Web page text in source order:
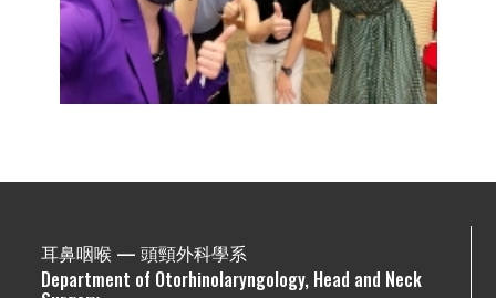
耳鼻咽喉 — 頭頸外科學系
Department of Otorhinolaryngology, Head and Neck